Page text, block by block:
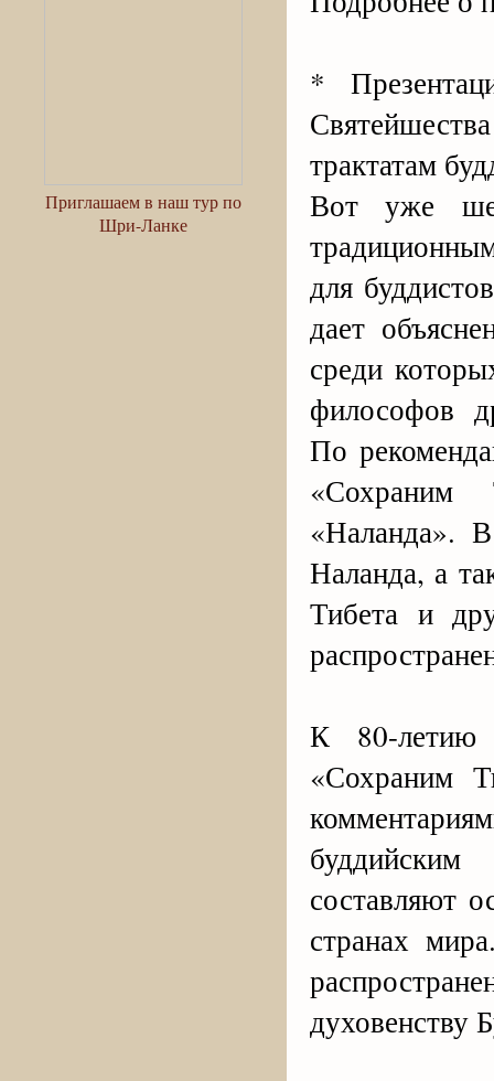
Приглашаем в наш тур по
Шри-Ланке
*
трактатам
Вот уже
для
дает
среди
философов
По
«Сохраним
«Наланда».
Наланда, а
Тибета и
К 80-летию
«Сохраним
составляют
странах
духовенству